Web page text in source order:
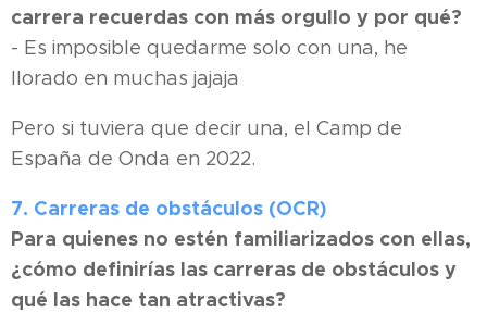
carrera recuerdas con más orgullo y por qué?
- Es imposible quedarme solo con una, he
llorado en muchas jajaja
Pero si tuviera que decir una, el Camp de
España de Onda en 2022.
7. Carreras de obstáculos (OCR)
Para quienes no estén familiarizados con ellas,
¿cómo definirías las carreras de obstáculos y
qué las hace tan atractivas?